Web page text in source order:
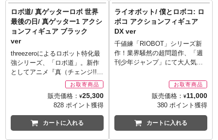
好みでディスプレイが可能で
す。
※お取り寄せ商品はご注文後出
荷までに1週間前後必要となりま
す。
※メーカー在庫品切れの場合、
商品をご用意出来ない場合もご
ざいます。
の後継機「ハイゴッグ」が登場
です。アニメフォルムと圧倒的
な可動域！劇中再現を可能とす
るオプションパーツやシリーズ
間連動します！
ロボ道/ 真ゲッターロボ 世界
最後の日/ 真ゲッター1 アクシ
ョンフィギュア ブラック
ver
threezeroによるロボット特化最
強シリーズ、「ロボ道」。新作
としてアニメ『真（チェンジ!!）
ゲッターロボ 世界最後の日』よ
り真ゲッター1がブラックカラー
で再ラインナップです！原作デ
ザインから新たな魅力を引き出
すべく、スリーゼロの手により
そのフォルムにアレンジが加え
販売価格： ¥25,300
828 ポイント獲得
カートに入れる
ライオボット/ 僕とロボコ: ロ
ボコ アクションフィギュア
DX ver
千値練「RIOBOT」シリーズ新
作！業界騒然の超問題作、「週
刊少年ジャンプ」にて大人気連
上最強のメイドロボ「ロボコ」
がなんと合金トイで登場です！
膝と肩にダイキャストを使用
し、「鋼鉄のロボコ」に相応し
い豪華な製品仕様に。表情パー
ツやオプションパーツも多数付
販売価格： ¥11,000
380 ポイント獲得
カートに入れる